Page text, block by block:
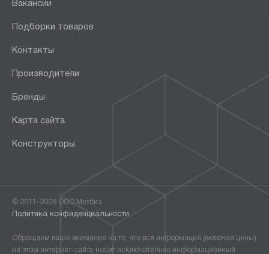
Вакансии
Подборки товаров
Контакты
Производители
Бренды
Карта сайта
Конструкторы
© 2011-2026 ООО Метбиз
Политика конфиденциальности
Обращаем ваше внимание на то, что вся информация (включая цены)
на этом интернет-сайте носит исключительно информационный